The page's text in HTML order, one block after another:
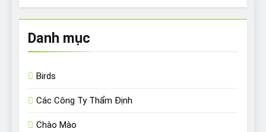
Danh mục
Birds
Các Công Ty Thẩm Định
Chào Mào